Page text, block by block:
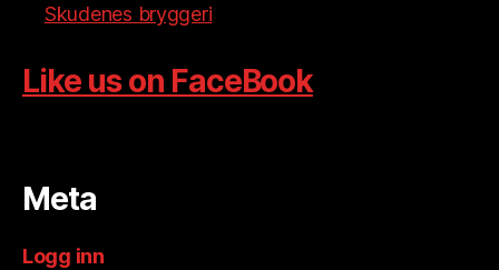
Skudenes bryggeri
Like us on FaceBook
Meta
Logg inn